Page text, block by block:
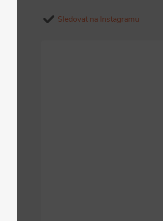
Sledovat na Instagramu